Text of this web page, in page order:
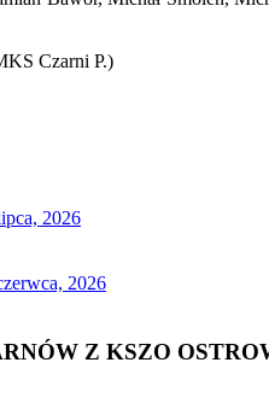
Czarni P.)
2026
2026
Z KSZO